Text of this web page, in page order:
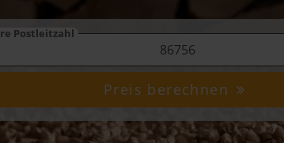
Postleitzahl
Preis berechnen